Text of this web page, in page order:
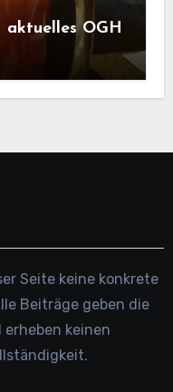
aktuelles OGH
Seite keine konkrete
Beiträge geben die
keinen